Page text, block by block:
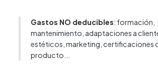
Gastos NO deducibles: formación,
mantenimiento, adaptaciones a
estéticos, marketing, certificaciones
producto...